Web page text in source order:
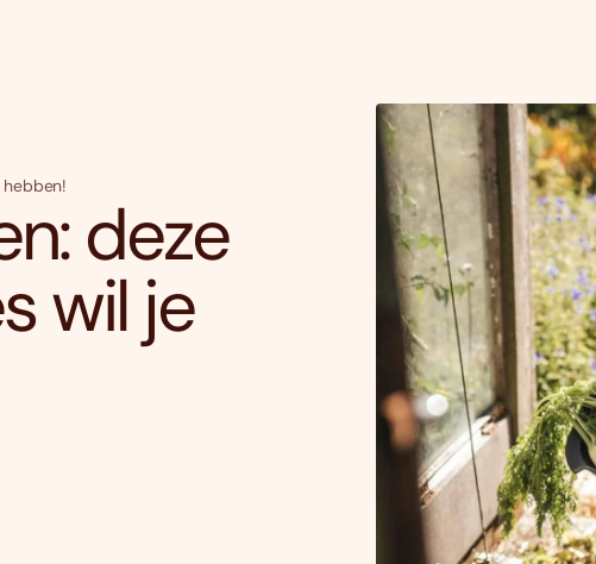
hebben!
deze
wil je